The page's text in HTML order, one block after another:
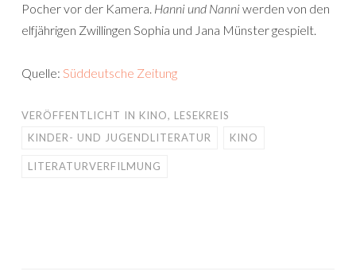
Pocher vor der Kamera. Hanni und Nanniwerden von den
elfjährigen Zwillingen Sophia und Jana Münster gespielt.
Quelle: Süddeutsche Zeitung
VERÖFFENTLICHT IN KINO, LESEKREIS
KINDER- UND JUGENDLITERATUR
KINO
LITERATURVERFILMUNG